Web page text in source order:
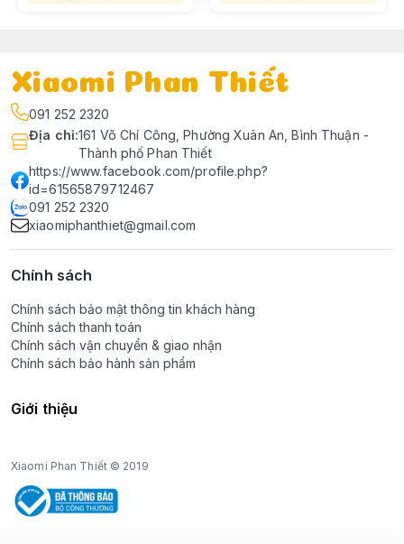
Xiaomi Phan Thiết
091 252 2320
Địa chỉ:161 Võ Chí Công, Phường Xuân An, Bình Thuận -
Thành phố Phan Thiết
https://www.facebook.com/profile.php?
id=61565879712467
091 252 2320
xiaomiphanthiet@gmail.com
Chính sách
Chính sách bảo mật thông tin khách hàng
Chính sách thanh toán
Chính sách vận chuyển & giao nhận
Chính sách bảo hành sản phẩm
Giới thiệu
Xiaomi Phan Thiết © 2019